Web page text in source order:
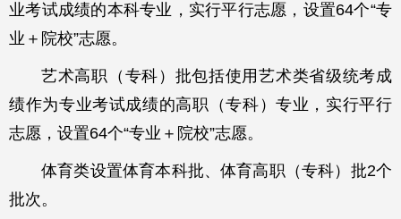
业考试成绩的本科专业，实行平行志愿，设置64个“专
业＋院校”志愿。
艺术高职（专科）批包括使用艺术类省级统考成
绩作为专业考试成绩的高职（专科）专业，实行平行
志愿，设置64个“专业＋院校”志愿。
体育类设置体育本科批、体育高职（专科）批2个
批次。